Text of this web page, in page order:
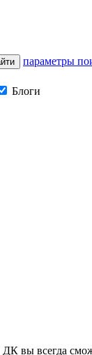
параметры
Блоги
вы всегда